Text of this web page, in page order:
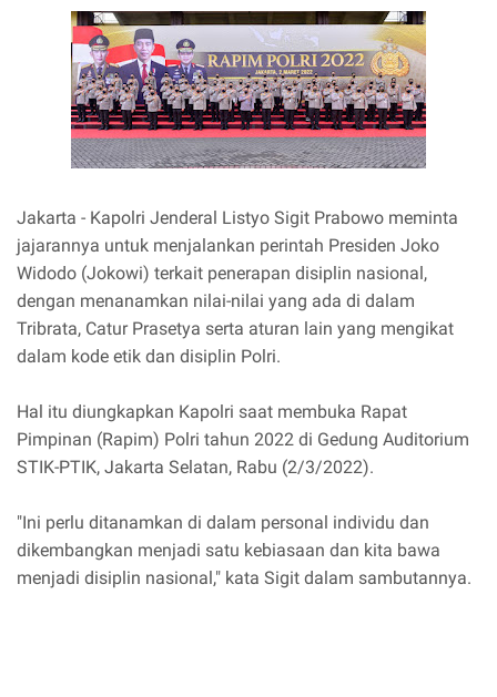
Jakarta - Kapolri Jenderal Listyo Sigit Prabowo meminta
jajarannya untuk menjalankan perintah Presiden Joko
Widodo (Jokowi) terkait penerapan disiplin nasional,
dengan menanamkan nilai-nilai yang ada di dalam
Tribrata, Catur Prasetya serta aturan lain yang mengikat
dalam kode etik dan disiplin Polri.
Hal itu diungkapkan Kapolri saat membuka Rapat
Pimpinan (Rapim) Polri tahun 2022 di Gedung Auditorium
STIK-PTIK, Jakarta Selatan, Rabu (2/3/2022).
"Ini perlu ditanamkan di dalam personal individu dan
dikembangkan menjadi satu kebiasaan dan kita bawa
menjadi disiplin nasional," kata Sigit dalam sambutannya.